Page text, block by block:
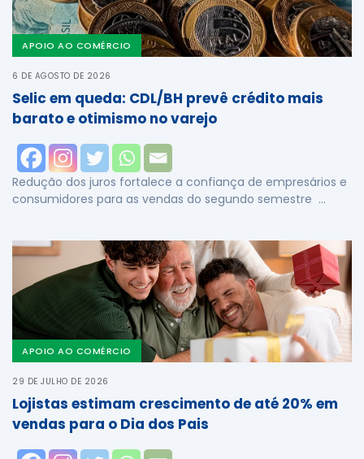
APOIO AO COMÉRCIO
6 DE AGOSTO DE 2026
Selic em queda: CDL/BH prevê crédito mais
barato e otimismo no varejo
Redução dos juros fortalece a confiança de empresários e
consumidores para as vendas do segundo semestre …
APOIO AO COMÉRCIO
29 DE JULHO DE 2026
Lojistas estimam crescimento de até 20% em
vendas para o Dia dos Pais